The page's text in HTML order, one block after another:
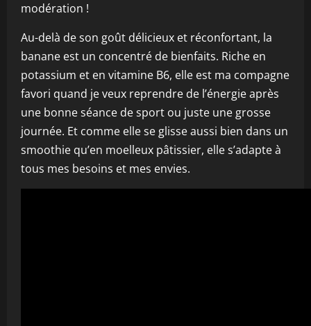
modération !
Au-delà de son goût délicieux et réconfortant, la
banane est un concentré de bienfaits. Riche en
potassium et en vitamine B6, elle est ma compagne
favori quand je veux reprendre de l’énergie après
une bonne séance de sport ou juste une grosse
journée. Et comme elle se glisse aussi bien dans un
smoothie qu’en moelleux pâtissier, elle s’adapte à
tous mes besoins et mes envies.